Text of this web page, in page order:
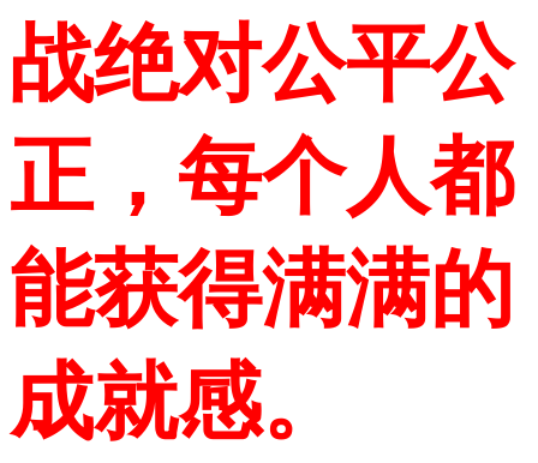
战绝对公平公
正，每个人都
能获得满满的
成就感。